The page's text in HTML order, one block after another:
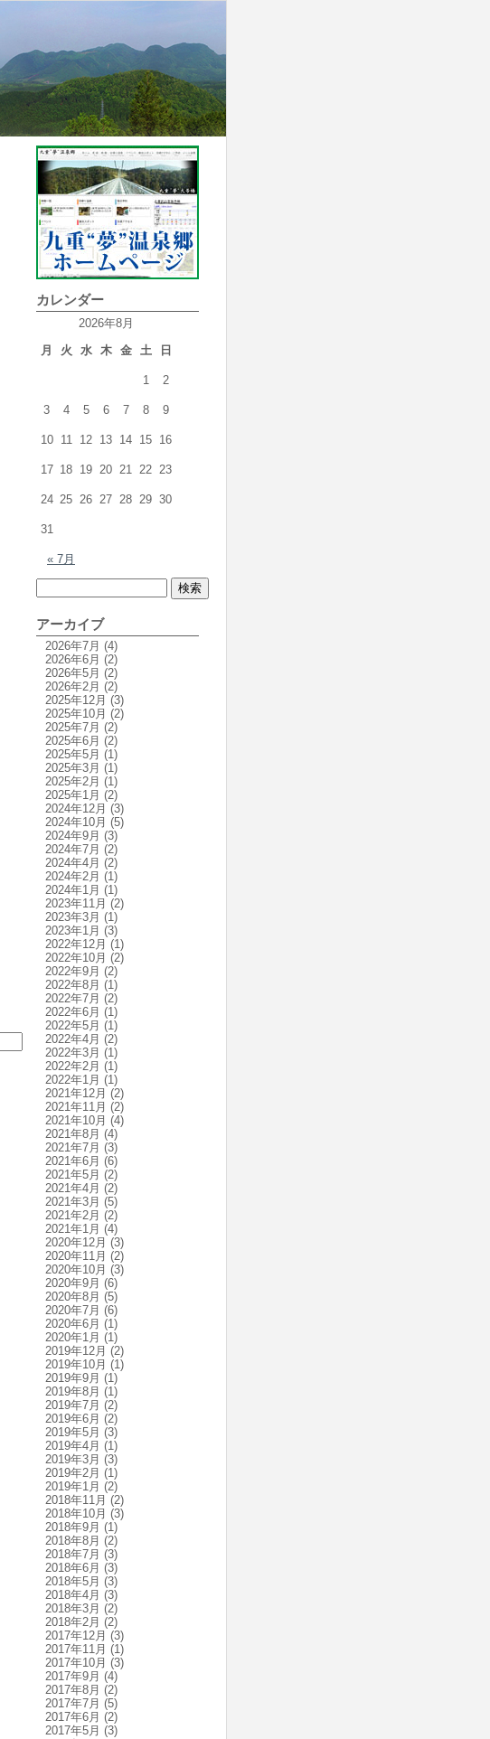
カレンダー
2026年8月
月
火 水 木 金 土 日
« 7月
1 2
3 4 5 6 7 8 9
10 11 12 13 14 15 16
17 18 19 20 21 22 23
24 25 26 27 28 29 30
31
アーカイブ
2026年7月 (4)
2026年6月 (2)
2026年5月 (2)
2026年2月 (2)
2025年12月 (3)
2025年10月 (2)
2025年7月 (2)
2025年6月 (2)
2025年5月 (1)
2025年3月 (1)
2025年2月 (1)
2025年1月 (2)
2024年12月 (3)
2024年10月 (5)
2024年9月 (3)
2024年7月 (2)
2024年4月 (2)
2024年2月 (1)
2024年1月 (1)
2023年11月 (2)
2023年3月 (1)
2023年1月 (3)
2022年12月 (1)
2022年10月 (2)
2022年9月 (2)
2022年8月 (1)
2022年7月 (2)
2022年6月 (1)
2022年5月 (1)
2022年4月 (2)
2022年3月 (1)
2022年2月 (1)
2022年1月 (1)
2021年12月 (2)
2021年11月 (2)
2021年10月 (4)
2021年8月 (4)
2021年7月 (3)
2021年6月 (6)
2021年5月 (2)
2021年4月 (2)
2021年3月 (5)
2021年2月 (2)
2021年1月 (4)
2020年12月 (3)
2020年11月 (2)
2020年10月 (3)
2020年9月 (6)
2020年8月 (5)
2020年7月 (6)
2020年6月 (1)
2020年1月 (1)
2019年12月 (2)
2019年10月 (1)
2019年9月 (1)
2019年8月 (1)
2019年7月 (2)
2019年6月 (2)
2019年5月 (3)
2019年4月 (1)
2019年3月 (3)
2019年2月 (1)
2019年1月 (2)
2018年11月 (2)
2018年10月 (3)
2018年9月 (1)
2018年8月 (2)
2018年7月 (3)
2018年6月 (3)
2018年5月 (3)
2018年4月 (3)
2018年3月 (2)
2018年2月 (2)
2017年12月 (3)
2017年11月 (1)
2017年10月 (3)
2017年9月 (4)
2017年8月 (2)
2017年7月 (5)
2017年6月 (2)
2017年5月 (3)